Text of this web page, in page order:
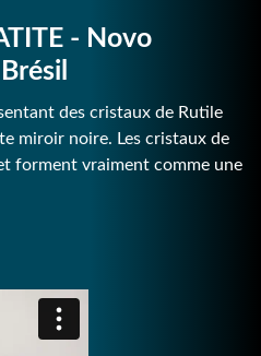
- Novo
des cristaux de Rutile
miroir noire. Les cristaux de
forment vraiment comme une